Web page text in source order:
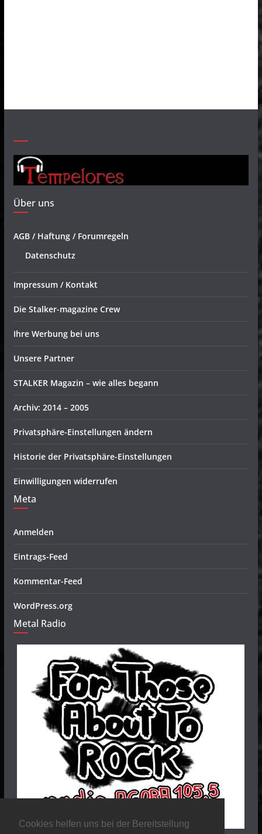
Cookies helfen uns bei der Bereitstellung
Über uns
AGB / Haftung / Forumregeln
Datenschutz
Impressum / Kontakt
Die Stalker-magazine Crew
Ihre Werbung bei uns
Unsere Partner
STALKER Magazin – wie alles begann
Archiv: 2014 – 2005
Privatsphäre-Einstellungen ändern
Historie der Privatsphäre-Einstellungen
Einwilligungen widerrufen
Meta
Anmelden
Eintrags-Feed
Kommentar-Feed
WordPress.org
Metal Radio